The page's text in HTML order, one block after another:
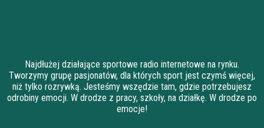
Najdłużej działające sportowe radio internetowe na rynku.
Tworzymy grupę pasjonatów, dla których sport jest czymś więcej,
niż tylko rozrywką. Jesteśmy wszędzie tam, gdzie potrzebujesz
odrobiny emocji. W drodze z pracy, szkoły, na działkę. W drodze po
emocje!